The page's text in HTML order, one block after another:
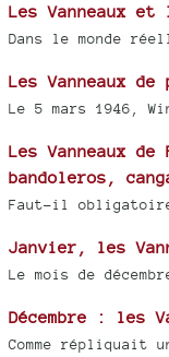
Les Vanneaux
Dans le monde
Les Vanneaux
Le 5 mars 1946,
Les Vanneaux
bandoleros,
Faut-il
Janvier, les
Le mois de
Décembre : les
Comme répliquait